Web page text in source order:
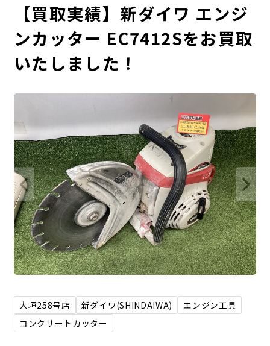
【買取実績】新ダイワ エンジ
ンカッター EC7412Sをお買取
いたしました！
大垣258号店 新ダイワ(SHINDAIWA)
エンジン工具
コンクリートカッター